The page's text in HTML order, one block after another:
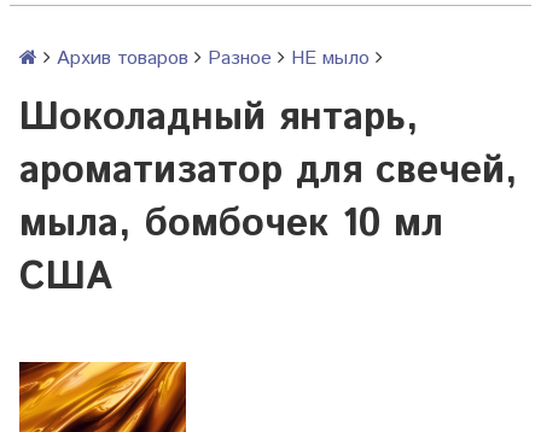
Архив товаров Разное НЕ мыло
Шоколадный янтарь,
ароматизатор для свечей,
мыла, бомбочек 10 мл
США